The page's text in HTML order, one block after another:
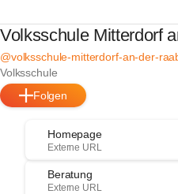
Volksschule Mitterdorf
@volksschule-mitterdorf-an-der-
Volksschule
Folgen
Homepage
Externe URL
Beratung
Externe URL